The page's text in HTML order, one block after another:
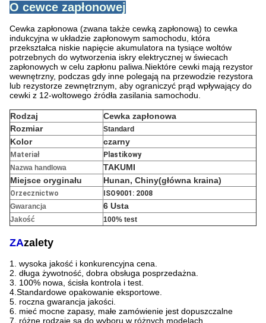
O cewce zapłonowej
Cewka zapłonowa (zwana także cewką zapłonową) to cewka
indukcyjna w układzie zapłonowym samochodu, która
przekształca niskie napięcie akumulatora na tysiące woltów
potrzebnych do wytworzenia iskry elektrycznej w świecach
zapłonowych w celu zapłonu paliwa.Niektóre cewki mają rezystor
wewnętrzny, podczas gdy inne polegają na przewodzie rezystora
lub rezystorze zewnętrznym, aby ograniczyć prąd wpływający do
cewki z 12-woltowego źródła zasilania samochodu.
Rodzaj
Cewka zapłonowa
Rozmiar
Standard
Kolor czarny
Materiał
Plastikowy
Nazwa handlowa
TAKUMI
Miejsce oryginału
Hunan, Chiny(główna kraina)
Orzecznictwo
ISO9001: 2008
Gwarancja
6 Usta
Jakość 100% test
ZAzalety
1. wysoka jakość i konkurencyjna cena.
2. długa żywotność, dobra obsługa posprzedażna.
3. 100% nowa, ścisła kontrola i test.
4.Standardowe opakowanie eksportowe.
5. roczna gwarancja jakości.
6. mieć mocne zapasy, małe zamówienie jest dopuszczalne
7. różne rodzaje są do wyboru w różnych modelach